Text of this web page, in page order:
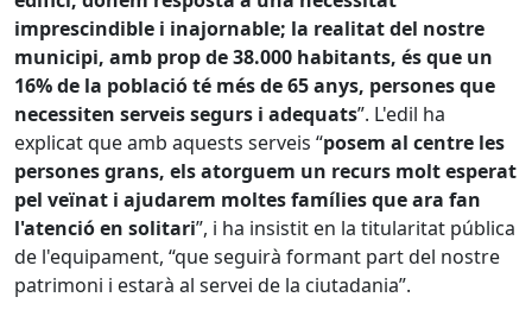
imprescindible i inajornable; la realitat del nostre
municipi, amb prop de 38.000 habitants, és que un
16% de la població té més de 65 anys, persones que
necessiten serveis segurs i adequats”. L'edil ha
explicat que amb aquests serveis “posem al centre les
persones grans, els atorguem un recurs molt esperat
pel veïnat i ajudarem moltes famílies que ara fan
l'atenció en solitari”, i ha insistit en la titularitat pública
de l'equipament, “que seguirà formant part del nostre
patrimoni i estarà al servei de la ciutadania”.